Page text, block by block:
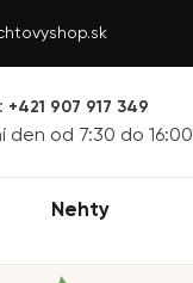
+421 907 917 349
den od 7:30 do 16:00
Nehty